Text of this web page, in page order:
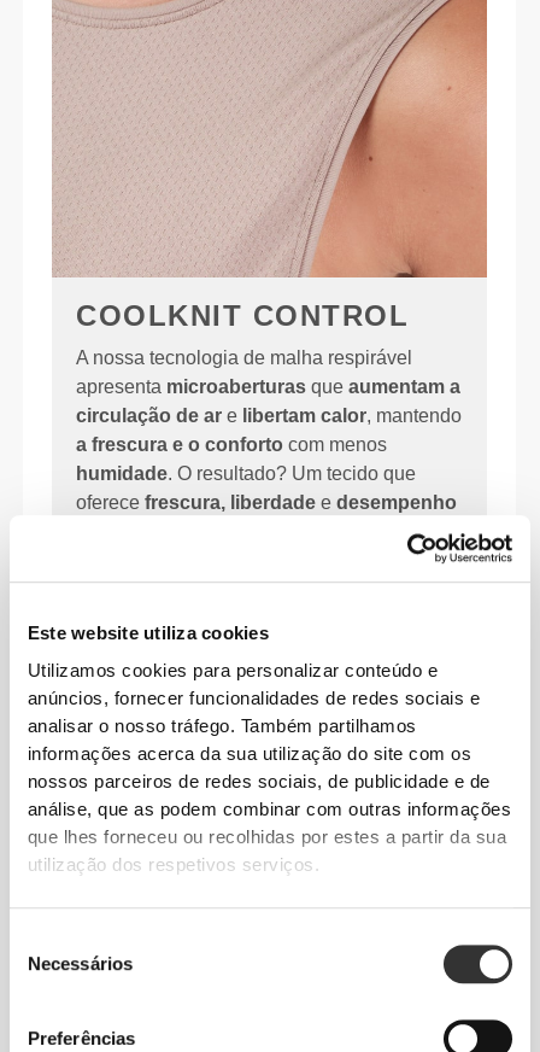
Este website utiliza cookies
Utilizamos cookies para personalizar conteúdo e
anúncios, fornecer funcionalidades de redes sociais e
analisar o nosso tráfego. Também partilhamos
informações acerca da sua utilização do site com os
nossos parceiros de redes sociais, de publicidade e de
análise, que as podem combinar com outras informações
que lhes forneceu ou recolhidas por estes a partir da sua
utilização dos respetivos serviços.
Necessários
Preferências
COOLKNIT CONTROL
A nossa tecnologia de malha respirável
apresenta microaberturas queaumentam a
circulação de ar e libertam calor, mantendo
a frescura e o conforto com menos
humidade. O resultado? Um tecido que
oferecefrescura, liberdade edesempenho
CARACTERÍSTICAS
PRINCIPAIS
SECAGEM RÁPIDA
A tecnologia avançada de absorção de
humidade afasta rapidamente o suor,
permitindo que evapore rapidamente,
garantindo que a tua pele se mantém
seca para máximo conforto.
Mantém-te fresca durante mais tempo com